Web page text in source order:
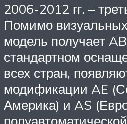
2006-2012 гг. –
Помимо
модель получает
стандартном
всех стран,
модификации AE
Америка) и AS